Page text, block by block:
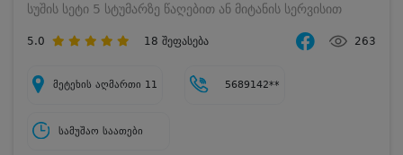
სუშის სეტი 5 სტუმარზე წაღებით ან მიტანის სერვისით
5.0 18 შეფასება 263
მეტეხის აღმართი 11 5689142**
სამუშაო საათები